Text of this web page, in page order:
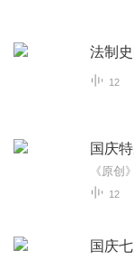
法制
12
国庆
12
国庆